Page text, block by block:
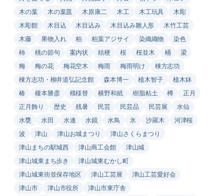
木の葉
木の葉皿 木原康二 木工 木工玩具
木彫
木彫館
木目込 木目込み 木目込み雛人形
木竹工芸
木藤
果物入れ 柏 柏葉アジサイ 染織織物
染色
柿
桃の節句 案内状 桔梗 桜 桜並木 桶
梁
梅
梅の花 梅花空木 梅雨 梅雨明け
棟方志功
棟方志功・柳井道弘記念館
森本博一 植木智子
植木鉢
椿
榎本勝彦 模様替 横野和紙 樹脂粘土 樽
正月
正月飾り
歴史 残暑 民芸 民芸品 民芸展
水仙
水甕
水田 水連 水鏡 水鳥 氷 沙羅木
河津桜
波
津山 津山お城まつり
津山さくらまつり
津山まちの駅城西
津山商工会館
津山城
津山城東まち歩き
津山城東むかし町
津山城東街並保存地区
津山工芸展
津山工芸愛好会
津山市
津山市役所
津山市東庁舎